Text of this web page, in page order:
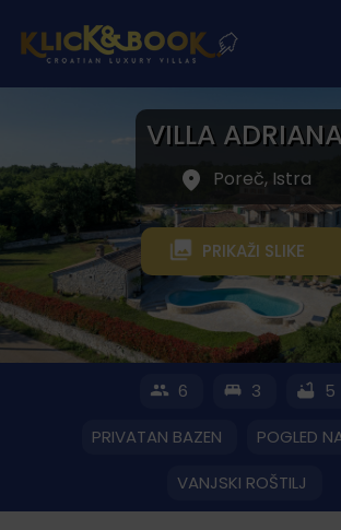
VILLA
Poreč, Istra
PRIKAŽI SLIKE
6 3
5
PRIVATAN BAZEN
POGLED
VANJSKI ROŠTILJ